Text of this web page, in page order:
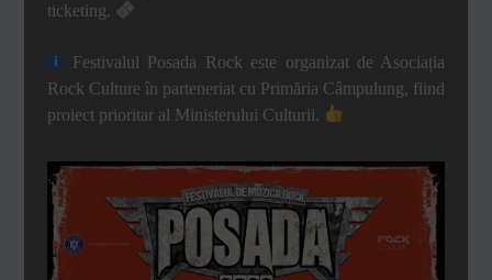
ticketing.
Festivalul Posada Rock este organizat de Asociația
Rock Culture în parteneriat cu Primăria Câmpulung, fiind
proiect prioritar al Ministerului Culturii.